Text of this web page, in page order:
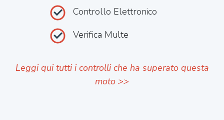
Controllo Elettronico
Verifica Multe
Leggi qui tutti i controlli che ha superato questa
moto >>